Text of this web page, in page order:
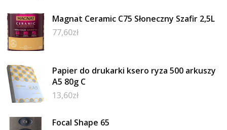
Magnat Ceramic C75 Słoneczny Szafir 2,5L
77,60zł
Papier do drukarki ksero ryza 500 arkuszy
A5 80g C
13,60zł
Focal Shape 65